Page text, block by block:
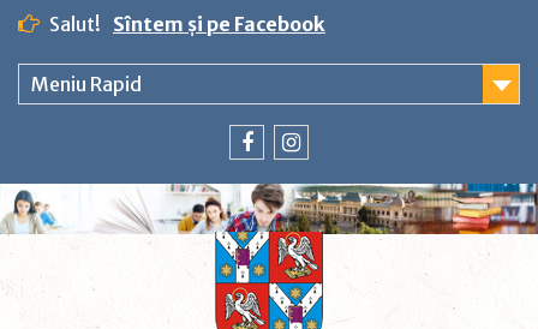
Salut! Sîntem și pe Facebook
Meniu Rapid